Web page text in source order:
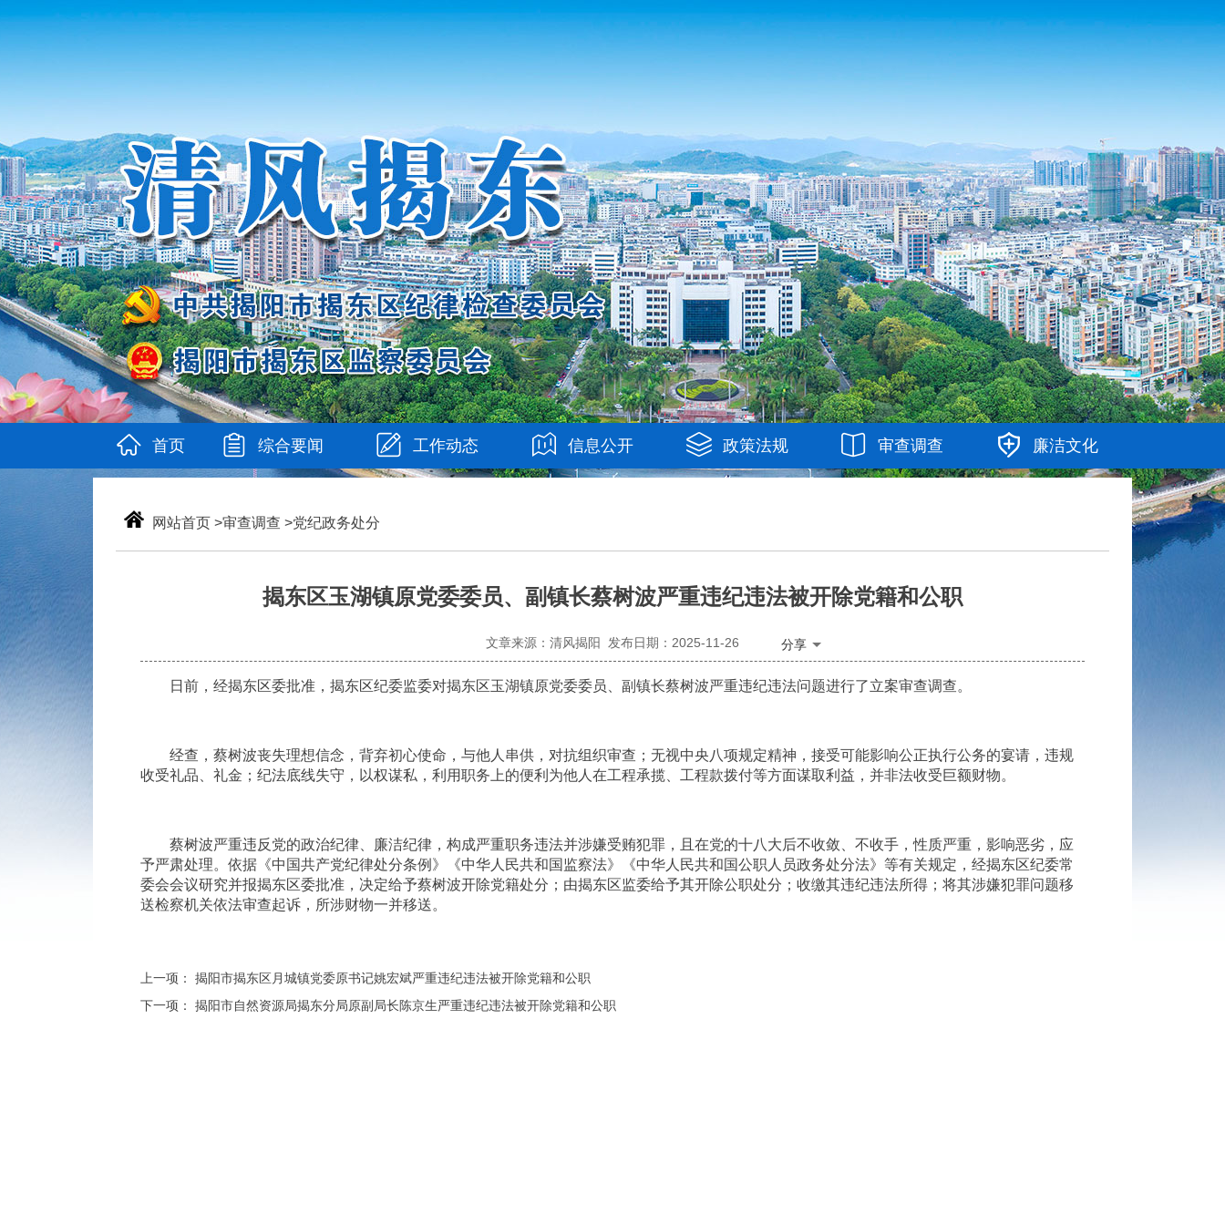
首页 综合要闻 工作动态 信息公开 政策法规 审查调查 廉洁文化
网站首页 >审查调查 >党纪政务处分
揭东区玉湖镇原党委委员、副镇长蔡树波严重违纪违法被开除党籍和公职
文章来源：清风揭阳 发布日期：2025-11-26 分享
日前，经揭东区委批准，揭东区纪委监委对揭东区玉湖镇原党委委员、副镇长蔡树波严重违纪违法问题进行了立案审查调查。
经查，蔡树波丧失理想信念，背弃初心使命，与他人串供，对抗组织审查；无视中央八项规定精神，接受可能影响公正执行公务的宴请，违规
收受礼品、礼金；纪法底线失守，以权谋私，利用职务上的便利为他人在工程承揽、工程款拨付等方面谋取利益，并非法收受巨额财物。
蔡树波严重违反党的政治纪律、廉洁纪律，构成严重职务违法并涉嫌受贿犯罪，且在党的十八大后不收敛、不收手，性质严重，影响恶劣，应
予严肃处理。依据《中国共产党纪律处分条例》《中华人民共和国监察法》《中华人民共和国公职人员政务处分法》等有关规定，经揭东区纪委常
委会会议研究并报揭东区委批准，决定给予蔡树波开除党籍处分；由揭东区监委给予其开除公职处分；收缴其违纪违法所得；将其涉嫌犯罪问题移
送检察机关依法审查起诉，所涉财物一并移送。
上一项：揭阳市揭东区月城镇党委原书记姚宏斌严重违纪违法被开除党籍和公职
下一项：揭阳市自然资源局揭东分局原副局长陈京生严重违纪违法被开除党籍和公职